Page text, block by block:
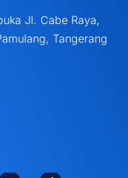
Jl. Cabe Raya,
Tangerang